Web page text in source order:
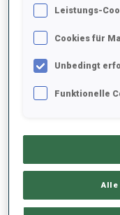
UKR
4 79 S.
Leistungs-
Cookies für
Unbedingt
Funktionelle
Alle